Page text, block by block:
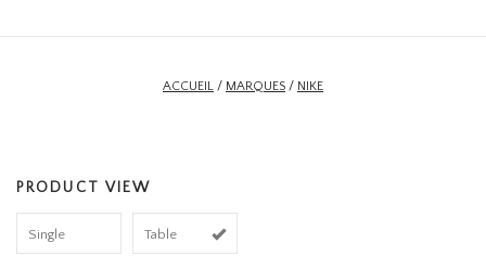
ACCESSOIRES
ACCUEIL / MARQUES / NIKE
PRODUCT VIEW
Single Table